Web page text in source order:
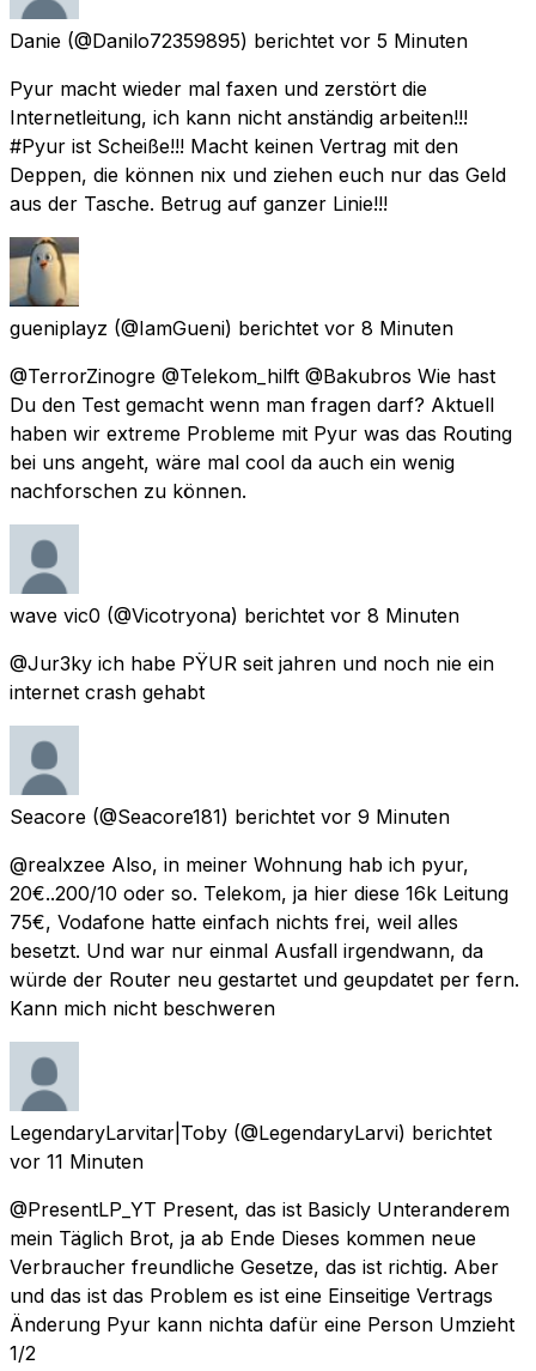
Danie (@Danilo72359895) berichtet vor 5 Minuten
Pyur macht wieder mal faxen und zerstört die
Internetleitung, ich kann nicht anständig arbeiten!!!
#Pyur ist Scheiße!!! Macht keinen Vertrag mit den
Deppen, die können nix und ziehen euch nur das Geld
aus der Tasche. Betrug auf ganzer Linie!!!
gueniplayz (@IamGueni) berichtet vor 8 Minuten
@TerrorZinogre @Telekom_hilft @Bakubros Wie hast
Du den Test gemacht wenn man fragen darf? Aktuell
haben wir extreme Probleme mit Pyur was das Routing
bei uns angeht, wäre mal cool da auch ein wenig
nachforschen zu können.
wave vic0 (@Vicotryona) berichtet vor 8 Minuten
@Jur3ky ich habe PŸUR seit jahren und noch nie ein
internet crash gehabt
Seacore (@Seacore181) berichtet vor 9 Minuten
@realxzee Also, in meiner Wohnung hab ich pyur,
20€..200/10 oder so. Telekom, ja hier diese 16k Leitung
75€, Vodafone hatte einfach nichts frei, weil alles
besetzt. Und war nur einmal Ausfall irgendwann, da
würde der Router neu gestartet und geupdatet per fern.
Kann mich nicht beschweren
LegendaryLarvitar|Toby (@LegendaryLarvi) berichtet
vor 11 Minuten
@PresentLP_YT Present, das ist Basicly Unteranderem
mein Täglich Brot, ja ab Ende Dieses kommen neue
Verbraucher freundliche Gesetze, das ist richtig. Aber
und das ist das Problem es ist eine Einseitige Vertrags
Änderung Pyur kann nichta dafür eine Person Umzieht
1/2